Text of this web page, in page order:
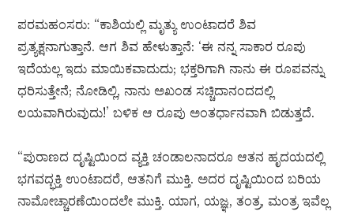
ಪರಮಹಂಸರು: “ಕಾಶಿಯಲ್ಲಿ ಮೃತ್ಯು ಉಂಟಾದರೆ ಶಿವ
ಪ್ರತ್ಯಕ್ಷನಾಗುತ್ತಾನೆ. ಆಗ ಶಿವ ಹೇಳುತ್ತಾನೆ: ‘ಈ ನನ್ನ ಸಾಕಾರ ರೂಪು
ಇದೆಯಲ್ಲ ಇದು ಮಾಯಿಕವಾದುದು; ಭಕ್ತರಿಗಾಗಿ ನಾನು ಈ ರೂಪವನ್ನು
ಧರಿಸುತ್ತೇನೆ; ನೋಡಿಲ್ಲಿ, ನಾನು ಅಖಂಡ ಸಚ್ಚಿದಾನಂದದಲ್ಲಿ
ಲಯವಾಗಿರುವುದು!’ ಬಳಿಕ ಆ ರೂಪು ಅಂತರ್ಧಾನವಾಗಿ ಬಿಡುತ್ತದೆ.
“ಪುರಾಣದ ದೃಷ್ಟಿಯಿಂದ ವ್ಯಕ್ತಿ ಚಂಡಾಲನಾದರೂ ಆತನ ಹೃದಯದಲ್ಲಿ
ಭಗವದ್ಭಕ್ತಿ ಉಂಟಾದರೆ, ಆತನಿಗೆ ಮುಕ್ತಿ. ಅದರ ದೃಷ್ಟಿಯಿಂದ ಬರಿಯ
ನಾಮೋಚ್ಚಾರಣೆಯಿಂದಲೇ ಮುಕ್ತಿ. ಯಾಗ, ಯಜ್ಞ, ತಂತ್ರ, ಮಂತ್ರ ಇವೆಲ್ಲ